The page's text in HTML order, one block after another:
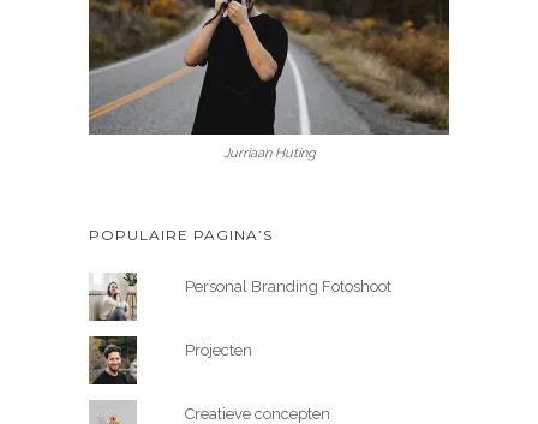
Jurriaan Huting
POPULAIRE PAGINA’S
Personal Branding Fotoshoot
Projecten
Creatieve concepten